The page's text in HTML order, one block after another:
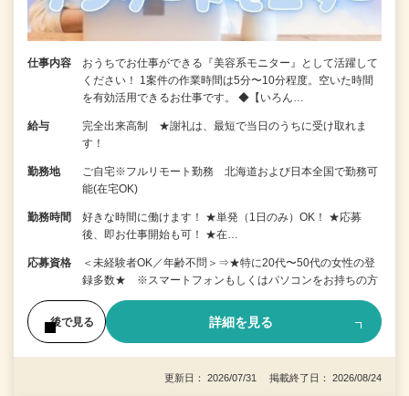
仕事内容
おうちでお仕事ができる『美容系モニター』として活躍して
ください！ 1案件の作業時間は5分〜10分程度。空いた時間
を有効活用できるお仕事です。 ◆【いろん…
給与
完全出来高制 ★謝礼は、最短で当日のうちに受け取れま
す！
勤務地
ご自宅※フルリモート勤務 北海道および日本全国で勤務可
能(在宅OK)
勤務時間
好きな時間に働けます！ ★単発（1日のみ）OK！ ★応募
後、即お仕事開始も可！ ★在…
応募資格
＜未経験者OK／年齢不問＞⇒★特に20代〜50代の女性の登
録多数★ ※スマートフォンもしくはパソコンをお持ちの方
後で見る 詳細を見る
更新日： 2026/07/31 掲載終了日： 2026/08/24